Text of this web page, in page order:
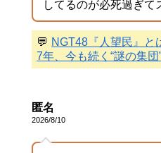
してるのが必死過ぎて
💬 NGT48『人望民』と
7年、今も続く“謎の集
匿名
2026/8/10